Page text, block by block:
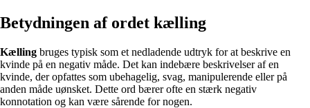
Betydningen af ordet kælling
Kælling bruges typisk som et nedladende udtryk for at beskrive en
kvinde på en negativ måde. Det kan indebære beskrivelser af en
kvinde, der opfattes som ubehagelig, svag, manipulerende eller på
anden måde uønsket. Dette ord bærer ofte en stærk negativ
konnotation og kan være sårende for nogen.